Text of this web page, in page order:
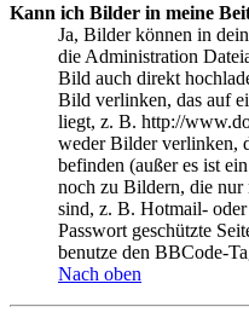
Kann ich Bilder in meine
Ja, Bilder können in
die Administration
Bild auch direkt
Bild verlinken, das auf
liegt, z. B. http://
weder Bilder verlinken,
befinden (außer es ist
noch zu Bildern, die nur
sind, z. B. Hotmail-
Passwort geschützte
benutze den BBCode-
Nach oben